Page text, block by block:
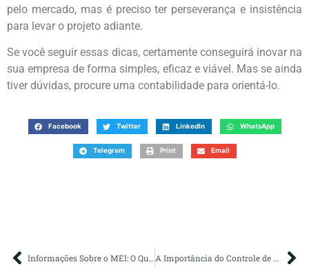
pelo mercado, mas é preciso ter perseverança e insistência
para levar o projeto adiante.
Se você seguir essas dicas, certamente conseguirá inovar na
sua empresa de forma simples, eficaz e viável. Mas se ainda
tiver dúvidas, procure uma contabilidade para orientá-lo.
Facebook Twitter LinkedIn WhatsApp
Telegram Print Email
Informações Sobre o MEI: O Que é e Como Funciona A Importância do Controle de Gastos para sua Empresa